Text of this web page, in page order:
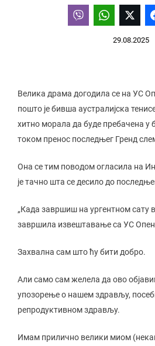
29.08.2025
Велика драма догодила се на УС
пошто је бивша аустралијска
хитно морала да буде пребачена у
током пренос последњег Гренд
Она се тим поводом огласила на
је тачно шта се десило до
„Када завршиш на ургентном сату
завршила извештавање са УС
Захвална сам што ћу бити добро.
Али само сам желела да ово
упозорење о нашем здрављу,
репродуктивном здрављу.
Имам прилично велики миом